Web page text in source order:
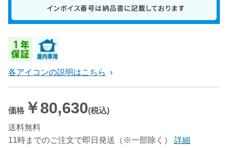
各アイコンの説明はこちら
価格 ￥80,630(税込)
送料無料
11時までのご注文で即日発送（※一部除く）
詳細